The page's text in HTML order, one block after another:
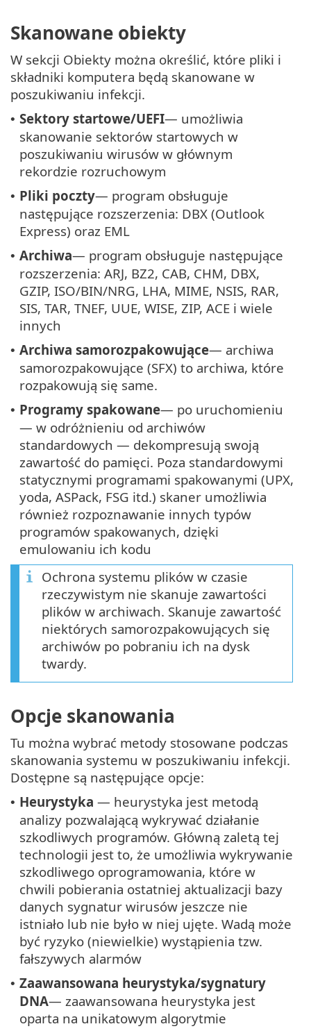
Skanowane obiekty
W sekcji Obiekty można określić, które pliki i
składniki komputera będą skanowane w
poszukiwaniu infekcji.
• Sektory startowe/UEFI— umożliwia
skanowanie sektorów startowych w
poszukiwaniu wirusów w głównym
rekordzie rozruchowym
• Pliki poczty— program obsługuje
następujące rozszerzenia: DBX (Outlook
Express) oraz EML
• Archiwa— program obsługuje następujące
rozszerzenia: ARJ, BZ2, CAB, CHM, DBX,
GZIP, ISO/BIN/NRG, LHA, MIME, NSIS, RAR,
SIS, TAR, TNEF, UUE, WISE, ZIP, ACE i wiele
innych
• Archiwa samorozpakowujące— archiwa
samorozpakowujące (SFX) to archiwa, które
rozpakowują się same.
• Programy spakowane— po uruchomieniu
— w odróżnieniu od archiwów
standardowych — dekompresują swoją
zawartość do pamięci. Poza standardowymi
statycznymi programami spakowanymi (UPX,
yoda, ASPack, FSG itd.) skaner umożliwia
również rozpoznawanie innych typów
programów spakowanych, dzięki
emulowaniu ich kodu
Ochrona systemu plików w czasie
rzeczywistym nie skanuje zawartości
plików w archiwach. Skanuje zawartość
niektórych samorozpakowujących się
archiwów po pobraniu ich na dysk
twardy.
Opcje skanowania
Tu można wybrać metody stosowane podczas
skanowania systemu w poszukiwaniu infekcji.
Dostępne są następujące opcje:
• Heurystyka — heurystyka jest metodą
analizy pozwalającą wykrywać działanie
szkodliwych programów. Główną zaletą tej
technologii jest to, że umożliwia wykrywanie
szkodliwego oprogramowania, które w
chwili pobierania ostatniej aktualizacji bazy
danych sygnatur wirusów jeszcze nie
istniało lub nie było w niej ujęte. Wadą może
być ryzyko (niewielkie) wystąpienia tzw.
fałszywych alarmów
• Zaawansowana heurystyka/sygnatury
DNA— zaawansowana heurystyka jest
oparta na unikatowym algorytmie